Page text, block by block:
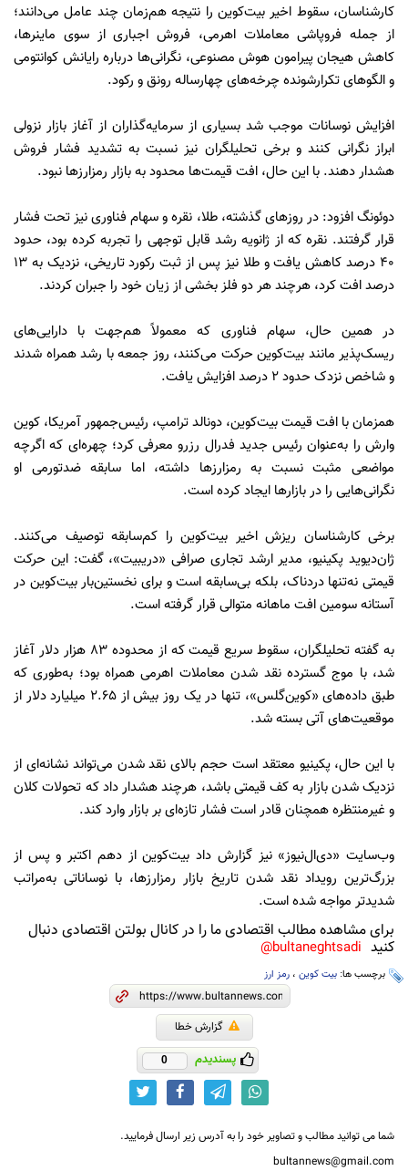
کارشناسان، سقوط اخیر بیت‌کوین را نتیجه هم‌زمان چند عامل می‌دانند؛
از جمله فروپاشی معاملات اهرمی، فروش اجباری از سوی ماینرها،
کاهش هیجان پیرامون هوش مصنوعی، نگرانی‌ها درباره رایانش کوانتومی
و الگوهای تکرارشونده چرخه‌های چهارساله رونق و رکود.
افزایش نوسانات موجب شد بسیاری از سرمایه‌گذاران از آغاز بازار نزولی
ابراز نگرانی کنند و برخی تحلیلگران نیز نسبت به تشدید فشار فروش
هشدار دهند. با این حال، افت قیمت‌ها محدود به بازار رمزارزها نبود.
دوئونگ افزود: در روزهای گذشته، طلا، نقره و سهام فناوری نیز تحت فشار
قرار گرفتند. نقره که از ژانویه رشد قابل توجهی را تجربه کرده بود، حدود
۴۰ درصد کاهش یافت و طلا نیز پس از ثبت رکورد تاریخی، نزدیک به ۱۳
درصد افت کرد، هرچند هر دو فلز بخشی از زیان خود را جبران کردند.
در همین حال، سهام فناوری که معمولاً هم‌جهت با دارایی‌های
ریسک‌پذیر مانند بیت‌کوین حرکت می‌کنند، روز جمعه با رشد همراه شدند
و شاخص نزدک حدود ۲ درصد افزایش یافت.
همزمان با افت قیمت بیت‌کوین، دونالد ترامپ، رئیس‌جمهور آمریکا، کوین
وارش را به‌عنوان رئیس جدید فدرال رزرو معرفی کرد؛ چهره‌ای که اگرچه
مواضعی مثبت نسبت به رمزارزها داشته، اما سابقه ضدتورمی او
نگرانی‌هایی را در بازارها ایجاد کرده است.
برخی کارشناسان ریزش اخیر بیت‌کوین را کم‌سابقه توصیف می‌کنند.
ژان‌دیوید پکینیو، مدیر ارشد تجاری صرافی «دریبیت»، گفت: این حرکت
قیمتی نه‌تنها دردناک، بلکه بی‌سابقه است و برای نخستین‌بار بیت‌کوین در
آستانه سومین افت ماهانه متوالی قرار گرفته است.
به گفته تحلیلگران، سقوط سریع قیمت که از محدوده ۸۳ هزار دلار آغاز
شد، با موج گسترده نقد شدن معاملات اهرمی همراه بود؛ به‌طوری که
طبق داده‌های «کوین‌گلس»، تنها در یک روز بیش از ۲.۶۵ میلیارد دلار از
موقعیت‌های آتی بسته شد.
با این حال، پکینیو معتقد است حجم بالای نقد شدن می‌تواند نشانه‌ای از
نزدیک شدن بازار به کف قیمتی باشد، هرچند هشدار داد که تحولات کلان
و غیرمنتظره همچنان قادر است فشار تازه‌ای بر بازار وارد کند.
وب‌سایت «دی‌ال‌نیوز» نیز گزارش داد بیت‌کوین از دهم اکتبر و پس از
بزرگ‌ترین رویداد نقد شدن تاریخ بازار رمزارزها، با نوساناتی به‌مراتب
شدیدتر مواجه شده است.
برای مشاهده مطالب اقتصادی ما را در کانال بولتن اقتصادی دنبال
کنید bultaneghtsadi@
برچسب ها: بیت کوین ، رمز ارز
گزارش خطا
پسندیدم 0
شما می توانید مطالب و تصاویر خود را به آدرس زیر ارسال فرمایید.
bultannews@gmail.com